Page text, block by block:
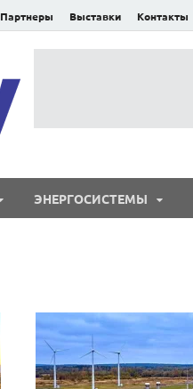
Партнеры Выставки Контакты
ЭНЕРГОСИСТЕМЫ